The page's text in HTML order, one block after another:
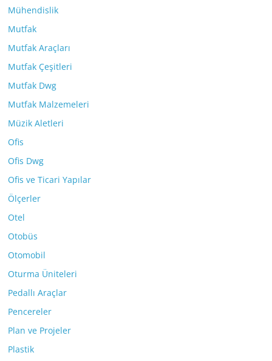
Mühendislik
Mutfak
Mutfak Araçları
Mutfak Çeşitleri
Mutfak Dwg
Mutfak Malzemeleri
Müzik Aletleri
Ofis
Ofis Dwg
Ofis ve Ticari Yapılar
Ölçerler
Otel
Otobüs
Otomobil
Oturma Üniteleri
Pedallı Araçlar
Pencereler
Plan ve Projeler
Plastik